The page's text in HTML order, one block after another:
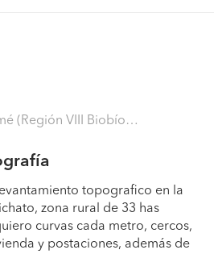
(Región VIII Biobío - Concepción)
topografico en la
zona rural de 33 has
curvas cada metro, cercos,
y postaciones, además de